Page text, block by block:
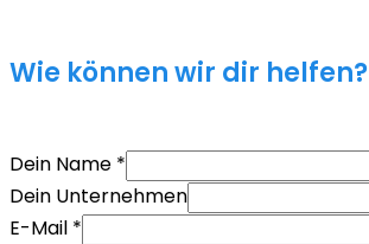
Wie können wir dir helfen?
Dein Name *
Dein Unternehmen
E-Mail *